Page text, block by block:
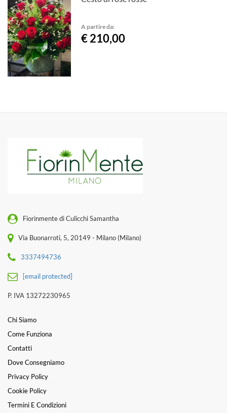
A partire da:
€ 210,00
Fiorinmente di Culicchi Samantha
Via Buonarroti, 5, 20149 - Milano (Milano)
3337494736
[email protected]
P. IVA 13272230965
Chi Siamo
Come Funziona
Contatti
Dove Consegniamo
Privacy Policy
Cookie Policy
Termini E Condizioni